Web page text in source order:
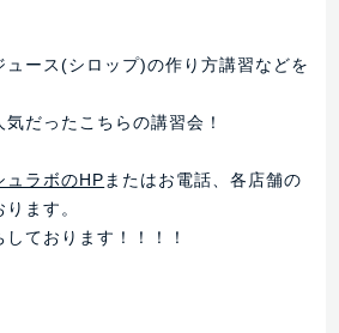
ュース(シロップ)の作り方講習などを
だったこちらの講習会！
ュラボのHPまたはお電話、各店舗の
ます。
ております！！！！